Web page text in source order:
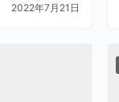
2022年7月21日